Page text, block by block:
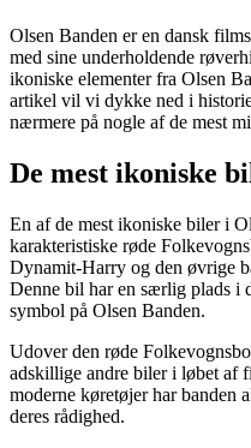
Olsen Banden er en dansk
med sine underholdende
ikoniske elementer fra Olsen
artikel vil vi dykke ned i
nærmere på nogle af de mest
De mest ikoniske
En af de mest ikoniske biler i
karakteristiske røde
Dynamit-Harry og den øvrige
Denne bil har en særlig plads i
symbol på Olsen Banden.
Udover den røde
adskillige andre biler i løbet af
moderne køretøjer har banden
deres rådighed.